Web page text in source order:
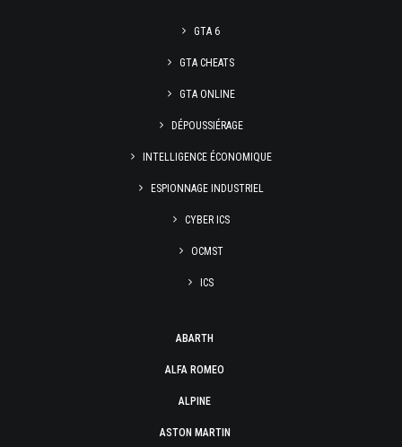
GTA 6
GTA CHEATS
GTA ONLINE
DÉPOUSSIÉRAGE
INTELLIGENCE ÉCONOMIQUE
ESPIONNAGE INDUSTRIEL
CYBER ICS
OCMST
ICS
ABARTH
ALFA ROMEO
ALPINE
ASTON MARTIN